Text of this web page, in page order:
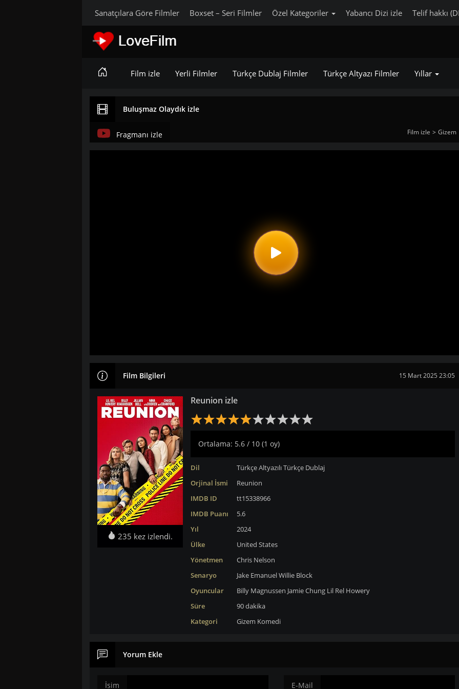
Sanatçılara Göre Filmler Boxset – Seri Filmler Özel Kategoriler Yabancı Dizi izle Telif hakkı
Film izle Yerli Filmler Türkçe Dublaj Filmler Türkçe Altyazı Filmler Yıllar
Buluşmaz Olaydık izle
Film izle Gizem
Fragmanı izle
Film Bilgileri 15 Mart 2025 23:05
235 kez izlendi.
Reunion izle
Ortalama: 5.6 / 10 (1 oy)
Dil Türkçe AltyazılıTürkçe Dublaj
Orjinal İsmi
Reunion
IMDB ID
tt15338966
IMDB Puanı
5.6
Yıl
2024
Ülke
United States
Yönetmen
Chris Nelson
Senaryo
Jake EmanuelWillie Block
Oyuncular
Billy Magnussen Jamie Chung Lil Rel Howery
Süre
90 dakika
Kategori
Gizem Komedi
Yorum Ekle
İsim E-Mail